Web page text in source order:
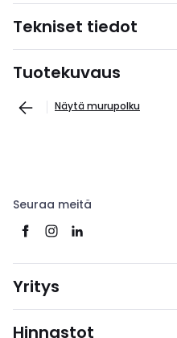
Tekniset tiedot
Tuotekuvaus
Näytä murupolku
Seuraa meitä
Yritys
Hinnastot